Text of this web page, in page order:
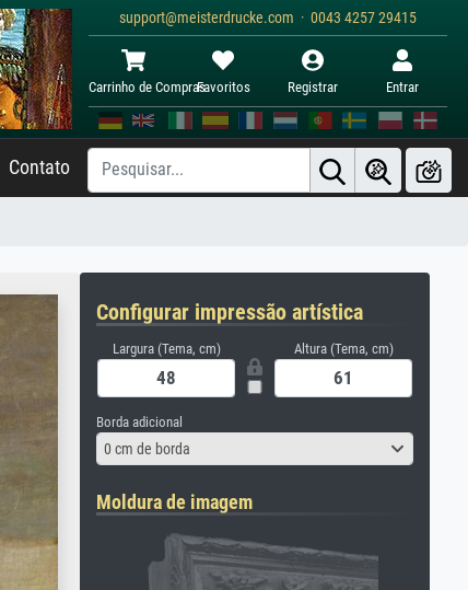
support@meisterdrucke.com · 0043 4257 29415
Carrinho de ComprasFavoritos Registrar Entrar
Contato
Configurar impressão artística
Largura (Tema, cm) Altura (Tema, cm)
Borda adicional
0 cm de borda
Moldura de imagem